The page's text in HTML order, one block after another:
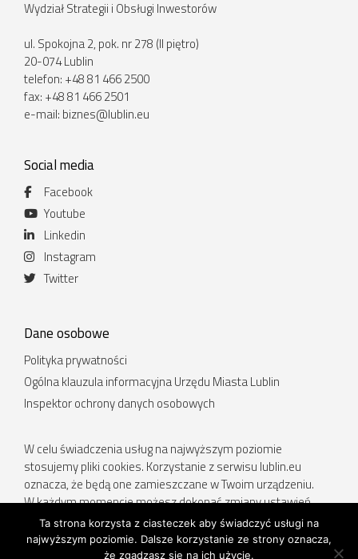
Wydział Strategii i Obsługi Inwestorów
ul. Spokojna 2, pok. nr 278 (II piętro)
20-074 Lublin
telefon: +48 81 466 2500
fax: +48 81 466 2501
e-mail: biznes@lublin.eu
Social media
Facebook
Youtube
Linkedin
Instagram
Twitter
Dane osobowe
Polityka prywatności
Ogólna klauzula informacyjna Urzędu Miasta Lublin
Inspektor ochrony danych osobowych
W celu świadczenia usług na najwyższym poziomie
stosujemy pliki cookies. Korzystanie z serwisu lublin.eu
oznacza, że będą one zamieszczane w Twoim urządzeniu.
W każdym momencie możesz dokonać zmiany ustawień
Twojej przeglądarki. Więcej informacji w Polityce prywatności.
Deklaracja dostępności.
Ta strona korzysta z ciasteczek aby świadczyć usługi na
najwyższym poziomie. Dalsze korzystanie ze strony oznacza,
że zgadzasz się na ich użycie.